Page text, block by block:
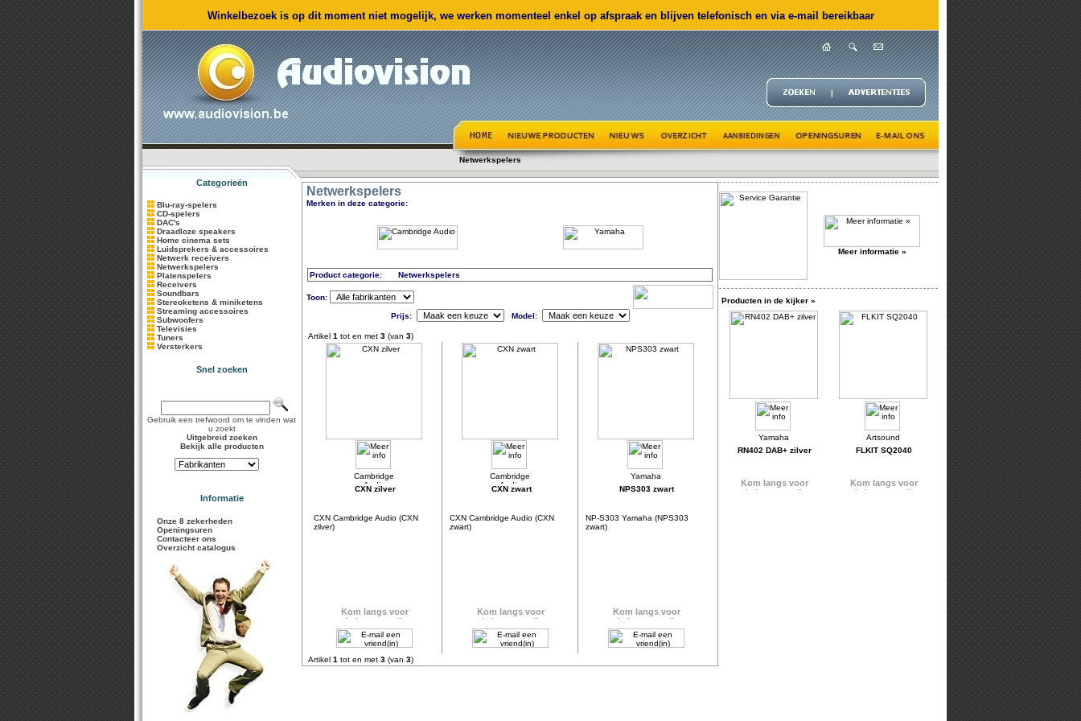
Winkelbezoek is op dit moment niet mogelijk, we werken momenteel enkel op afspraak en blijven telefonisch en via e-mail bereikbaar
Netwerkspelers
Categorieën
Blu-ray-spelers
CD-spelers
DAC's
Draadloze speakers
Home cinema sets
Luidsprekers & accessoires
Netwerk receivers
Netwerkspelers
Platenspelers
Receivers
Soundbars
Stereoketens & miniketens
Streaming accessoires
Subwoofers
Televisies
Tuners
Versterkers
Snel zoeken
Gebruik een trefwoord om te vinden wat
u zoekt
Uitgebreid zoeken
Bekijk alle producten
Informatie
Onze 8 zekerheden
Openingsuren
Contacteer ons
Overzicht catalogus
Netwerkspelers
Merken in deze categorie:
Product categorie: Netwerkspelers
Toon:
Prijs: Model:
Artikel 1 tot en met 3 (van 3)
CXN zilver
CXN Cambridge Audio (CXN
zilver)
CXN zwart
CXN Cambridge Audio (CXN
zwart)
NPS303 zwart
NP-S303 Yamaha (NPS303
zwart)
Artikel 1 tot en met 3 (van 3)
Meer informatie »
Producten in de kijker »
RN402 DAB+ zilver FLKIT SQ2040